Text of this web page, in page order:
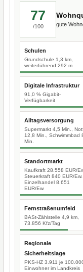
77
/100 gute
Schulen
Grundschule 1,3 km,
weiterführend 292 m
Digitale Infrastruktur
91,0 % Gigabit-
Verfügbarkeit
Alltagsversorgung
Supermarkt 4,5 Min.,
12,8 Min., Schwimmbad
Min.
Standortmarkt
Kaufkraft 28.558 EUR/
Steuerkraft 840 EUR/Ew.,
Einzelhandel 8.651
EUR/Ew.
Fernstraßenumfeld
BASt-Zählstelle 4,9 km,
73.856 Kfz/Tag
Regionale
Sicherheitslage
PKS-HZ 3.911 je
Einwohner im Landkreis